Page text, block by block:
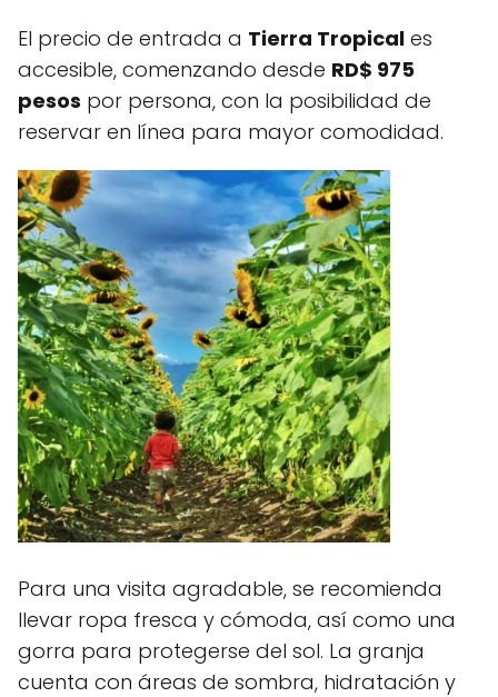
El precio de entrada a Tierra Tropical es
accesible, comenzando desde RD$ 975
pesos por persona, con la posibilidad de
reservar en línea para mayor comodidad.
Para una visita agradable, se recomienda
llevar ropa fresca y cómoda, así como una
gorra para protegerse del sol. La granja
cuenta con áreas de sombra, hidratación y